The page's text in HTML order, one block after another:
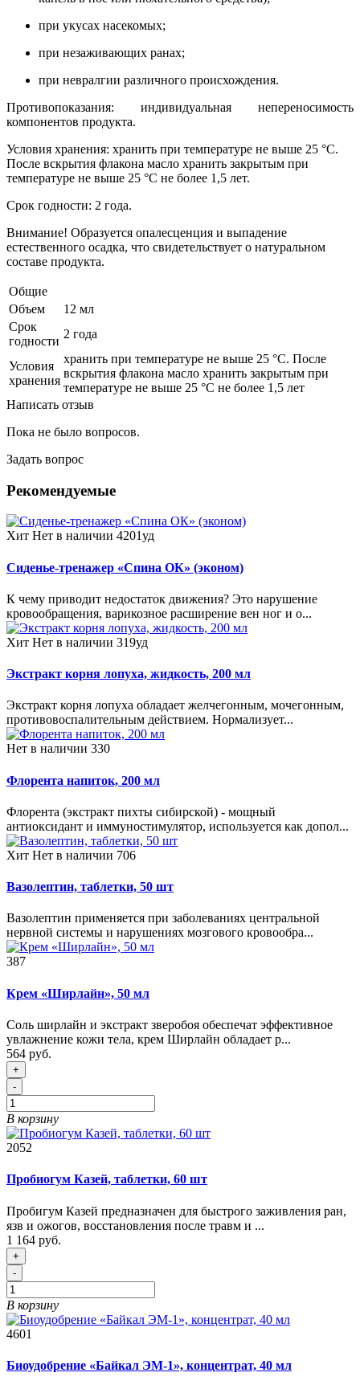
при укусах насекомых;
при незаживающих ранах;
при невралгии различного происхождения.
Противопоказания: индивидуальная непереносимость
компонентов продукта.
Условия хранения: хранить при температуре не выше 25 °С.
После вскрытия флакона масло хранить закрытым при
температуре не выше 25 °С не более 1,5 лет.
Срок годности: 2 года.
Внимание! Образуется опалесценция и выпадение
естественного осадка, что свидетельствует о натуральном
составе продукта.
Общие
Объем
12 мл
Срок
годности
2 года
Условия
хранения
хранить при температуре не выше 25 °С. После
вскрытия флакона масло хранить закрытым при
температуре не выше 25 °С не более 1,5 лет
Написать отзыв
Пока не было вопросов.
Задать вопрос
Рекомендуемые
Хит Нет в наличии 4201уд
Сиденье-тренажер «Спина ОК» (эконом)
К чему приводит недостаток движения? Это нарушение
кровообращения, варикозное расширение вен ног и о...
Хит Нет в наличии 319уд
Экстракт корня лопуха, жидкость, 200 мл
Экстракт корня лопуха обладает желчегонным, мочегонным,
противовоспалительным действием. Нормализует...
Нет в наличии 330
Флорента напиток, 200 мл
Флорента (экстракт пихты сибирской) - мощный
антиоксидант и иммуностимулятор, используется как допол...
Хит Нет в наличии 706
Вазолептин, таблетки, 50 шт
Вазолептин применяется при заболеваниях центральной
нервной системы и нарушениях мозгового кровообра...
387
Крем «Ширлайн», 50 мл
Соль ширлайн и экстракт зверобоя обеспечат эффективное
увлажнение кожи тела, крем Ширлайн обладает р...
564 руб.
+
-
В корзину
2052
Пробиогум Казей, таблетки, 60 шт
Пробигум Казей предназначен для быстрого заживления ран,
язв и ожогов, восстановления после травм и ...
1 164 руб.
+
-
В корзину
4601
Биоудобрение «Байкал ЭМ-1», концентрат, 40 мл